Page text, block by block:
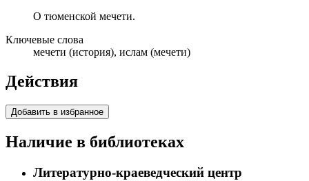
О тюменской мечети.
Ключевые слова
мечети (история), ислам (мечети)
Действия
Добавить в избранное
Наличие в библиотеках
Литературно-краеведческий центр